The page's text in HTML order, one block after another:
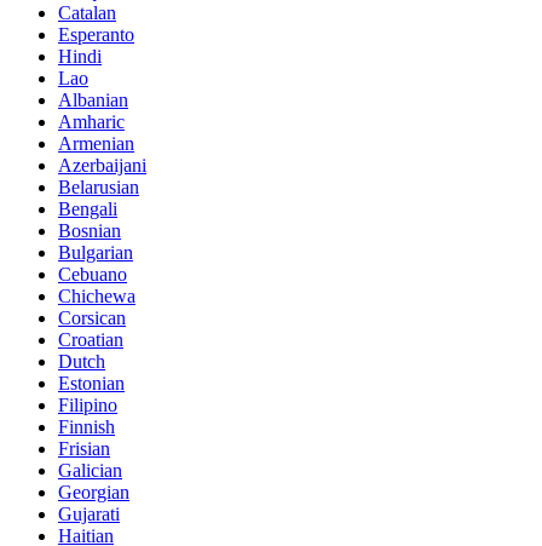
Catalan
Esperanto
Hindi
Lao
Albanian
Amharic
Armenian
Azerbaijani
Belarusian
Bengali
Bosnian
Bulgarian
Cebuano
Chichewa
Corsican
Croatian
Dutch
Estonian
Filipino
Finnish
Frisian
Galician
Georgian
Gujarati
Haitian